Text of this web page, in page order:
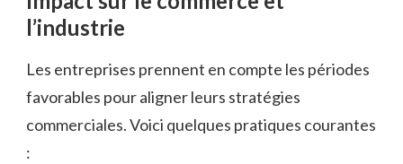
l’industrie
Les entreprises prennent en compte les périodes
favorables pour aligner leurs stratégies
commerciales. Voici quelques pratiques courantes
: